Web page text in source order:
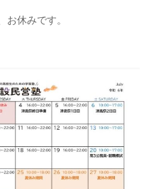
お休みです。